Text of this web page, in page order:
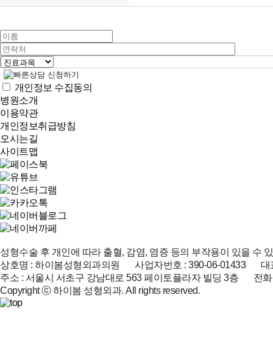
개인정보 수집동의
병원소개
이용약관
개인정보취급방침
오시는길
사이트맵
성형수술 후 개인에 따라 출혈, 감염, 염증 등의 부작용이 있을 수
상호명 : 하이봄성형외과의원 사업자번호 : 390-06-01433 대
주소 : 서울시 서초구 강남대로 563 페이토플라자 빌딩 3층 전
Copyright ⓒ 하이봄 성형외과. All rights reserved.